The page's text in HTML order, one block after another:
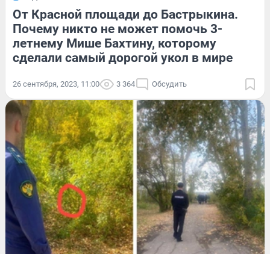
От Красной площади до Бастрыкина.
Почему никто не может помочь 3-
летнему Мише Бахтину, которому
сделали самый дорогой укол в мире
26 сентября, 2023, 11:00 3 364 Обсудить